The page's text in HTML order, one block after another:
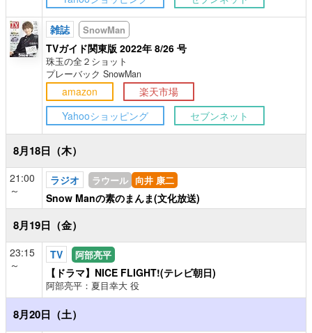
雑誌 SnowMan
TVガイド関東版 2022年 8/26 号
珠玉の全２ショット
プレーバック SnowMan
amazon
楽天市場
Yahooショッピング
セブンネット
8月18日（木）
21:00
～
ラジオ ラウール 向井 康二
Snow Manの素のまんま(文化放送)
8月19日（金）
23:15
～
TV 阿部亮平
【ドラマ】NICE FLIGHT!(テレビ朝日)
阿部亮平：夏目幸大 役
8月20日（土）